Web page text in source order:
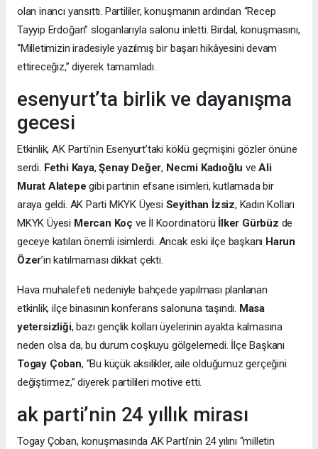
olan inancı yansıttı. Partililer, konuşmanın ardından “Recep
Tayyip Erdoğan” sloganlarıyla salonu inletti. Birdal, konuşmasını,
“Milletimizin iradesiyle yazılmış bir başarı hikâyesini devam
ettireceğiz,” diyerek tamamladı.
esenyurt’ta birlik ve dayanışma
gecesi
Etkinlik, AK Parti’nin Esenyurt’taki köklü geçmişini gözler önüne
serdi. Fethi Kaya,Şenay Değer, Necmi Kadıoğlu veAli
Murat Alatepe gibi partinin efsane isimleri, kutlamada bir
araya geldi. AK Parti MKYK Üyesi Seyithan İzsiz, Kadın Kolları
MKYK Üyesi Mercan Koç ve İl Koordinatörü İlker Gürbüz de
geceye katılan önemli isimlerdi. Ancak eski ilçe başkanı Harun
Özer’in katılmaması dikkat çekti.
Hava muhalefeti nedeniyle bahçede yapılması planlanan
etkinlik, ilçe binasının konferans salonuna taşındı. Masa
yetersizliği, bazı gençlik kolları üyelerinin ayakta kalmasına
neden olsa da, bu durum coşkuyu gölgelemedi. İlçe Başkanı
Togay Çoban, “Bu küçük aksilikler, aile olduğumuz gerçeğini
değiştirmez,” diyerek partilileri motive etti.
ak parti’nin 24 yıllık mirası
Togay Çoban, konuşmasında AK Parti’nin 24 yılını “milletin